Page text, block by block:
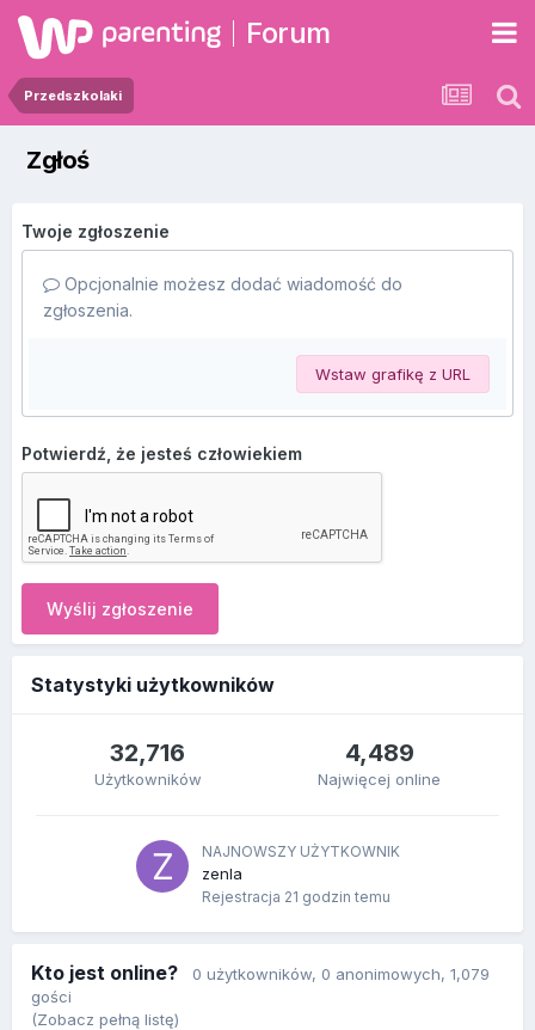
Forum
Przedszkolaki
Zgłoś
Twoje zgłoszenie
Opcjonalnie możesz dodać wiadomość do
zgłoszenia.
Wstaw grafikę z URL
Potwierdź, że jesteś człowiekiem
Wyślij zgłoszenie
Statystyki użytkowników
32,716
Użytkowników
4,489
Najwięcej online
NAJNOWSZY UŻYTKOWNIK
zenla
Rejestracja 21 godzin temu
Kto jest online? 0 użytkowników, 0 anonimowych, 1,079
gości
(Zobacz pełną listę)